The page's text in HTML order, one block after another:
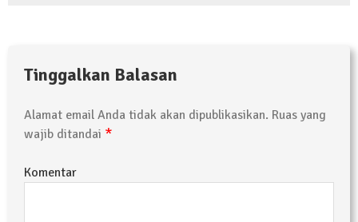
Tinggalkan Balasan
Alamat email Anda tidak akan dipublikasikan. Ruas yang
wajib ditandai *
Komentar